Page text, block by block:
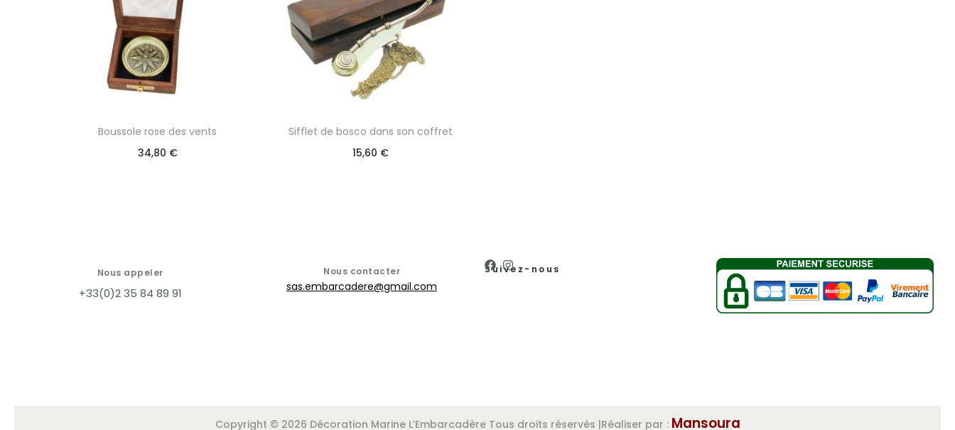
Boussole rose des vents
34,80 €
Sifflet de bosco dans son coffret
15,60 €
Nous appeler
+33(0)2 35 84 89 91
Nous contacter
sas.embarcadere@gmail.com
Suivez-nous
Copyright © 2026 Décoration Marine L’Embarcadère Tous droits réservés |Réaliser par : Mansoura